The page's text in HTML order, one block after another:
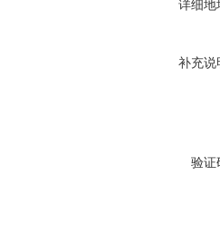
详细地
补充说
验证